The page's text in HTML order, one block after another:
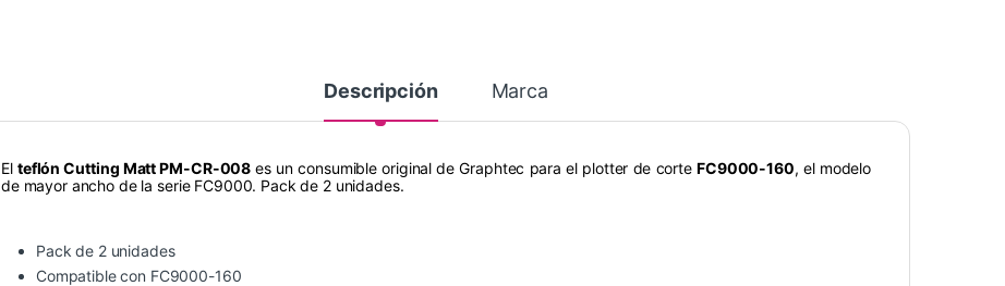
Descripción Marca
El teflón Cutting Matt PM-CR-008 es un consumible original de Graphtec para el plotter de corteFC9000-160, el modelo
de mayor ancho de la serie FC9000. Pack de 2 unidades.
Pack de 2 unidades
Compatible con FC9000-160